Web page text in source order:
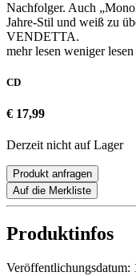
Nachfolger. Auch
Jahre-Stil und weiß zu
VENDETTA.
mehr lesen weniger lesen
CD
€ 17,99
Derzeit nicht auf Lager
Produkt anfragen
Auf die Merkliste
Produktinfos
Veröffentlichungsdatum: